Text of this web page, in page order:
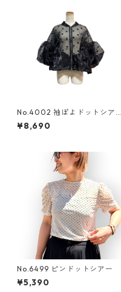
No.4002 袖ぽよドットシアー
ブルゾン
¥8,690
No.6499 ピンドットシアー
¥5,390